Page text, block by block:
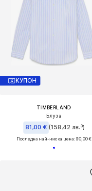
КУПОН
TIMBERLAND
Блуза
81,00 € (158,42 лв.³)
Последна най-ниска цена:90,00 €